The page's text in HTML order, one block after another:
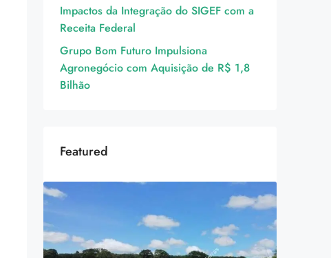
Impactos da Integração do SIGEF com a
Receita Federal
Grupo Bom Futuro Impulsiona
Agronegócio com Aquisição de R$ 1,8
Bilhão
Featured